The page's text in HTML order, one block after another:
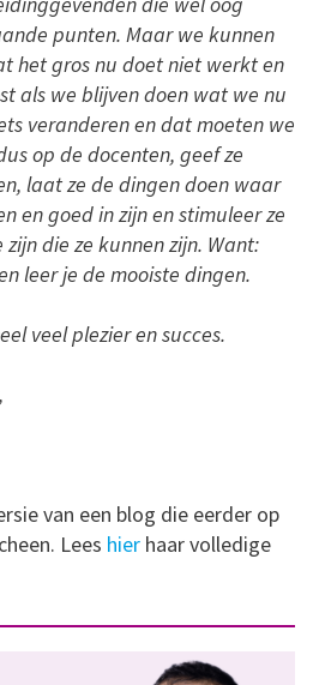
punten. Maar we kunnen
het gros nu doet niet werkt en
als we blijven doen wat we nu
veranderen en dat moeten we
op de docenten, geef ze
laat ze de dingen doen waar
en goed in zijn en stimuleer ze
die ze kunnen zijn. Want:
leer je de mooiste dingen.
veel plezier en succes.
van een blog die eerder op
Lees hier haar volledige